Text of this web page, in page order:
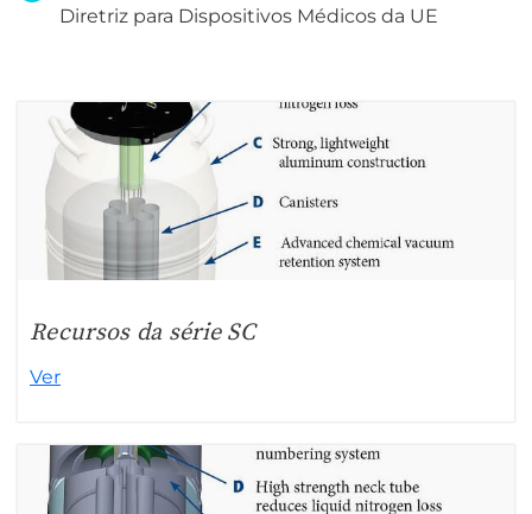
Diretriz para Dispositivos Médicos da UE
Recursos da série SC
Ver